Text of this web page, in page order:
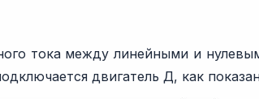
тока между линейными и
двигатель Д, как